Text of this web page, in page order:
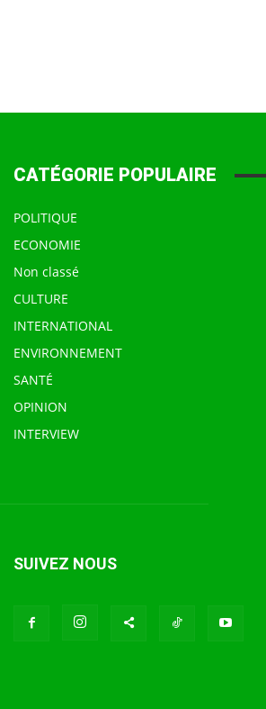
CATÉGORIE POPULAIRE
POLITIQUE
ECONOMIE
Non classé
CULTURE
INTERNATIONAL
ENVIRONNEMENT
SANTÉ
OPINION
INTERVIEW
SUIVEZ NOUS